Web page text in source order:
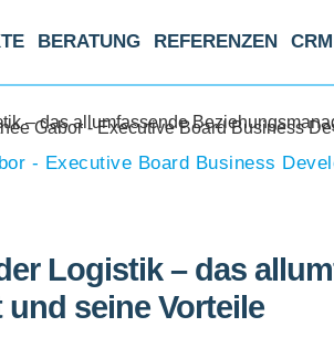
BERATUNG REFERENZEN
– das allumfassende
- Executive Board Business
Logistik – das
seine Vorteile